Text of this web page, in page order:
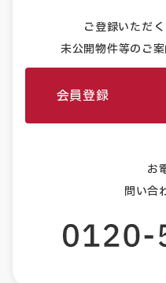
ご登録いただ
未公開物件等のご
会員登録
お
問い合